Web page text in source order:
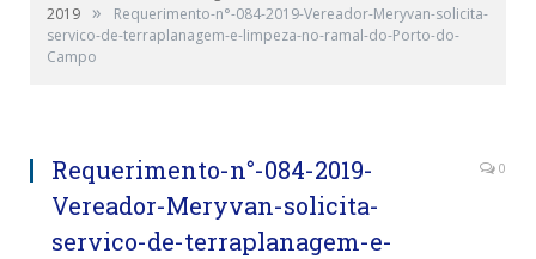
2019 »
Requerimento-n°-084-2019-Vereador-Meryvan-solicita-
servico-de-terraplanagem-e-limpeza-no-ramal-do-Porto-do-
Campo
Requerimento-n°-084-2019-
Vereador-Meryvan-solicita-
servico-de-terraplanagem-e-
0